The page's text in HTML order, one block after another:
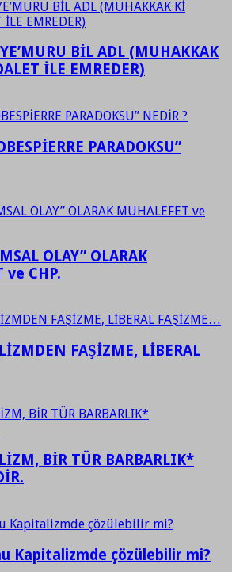
BİL ADL (MUHAKKAK
İLE EMREDER)
PARADOKSU”
OLAY” OLARAK
ve CHP.
FAŞİZME, LİBERAL
BİR TÜR BARBARLIK*
Kapitalizmde çözülebilir mi?